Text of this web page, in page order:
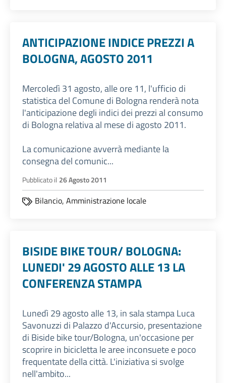
ANTICIPAZIONE INDICE PREZZI A
BOLOGNA, AGOSTO 2011
Mercoledì 31 agosto, alle ore 11, l'ufficio di
statistica del Comune di Bologna renderà nota
l'anticipazione degli indici dei prezzi al consumo
di Bologna relativa al mese di agosto 2011.
La comunicazione avverrà mediante la
consegna del comunic...
Pubblicato il 26 Agosto 2011
Bilancio, Amministrazione locale
BISIDE BIKE TOUR/ BOLOGNA:
LUNEDI' 29 AGOSTO ALLE 13 LA
CONFERENZA STAMPA
Lunedì 29 agosto alle 13, in sala stampa Luca
Savonuzzi di Palazzo d'Accursio, presentazione
di Biside bike tour/Bologna, un'occasione per
scoprire in bicicletta le aree inconsuete e poco
frequentate della città. L'iniziativa si svolge
nell'ambito...